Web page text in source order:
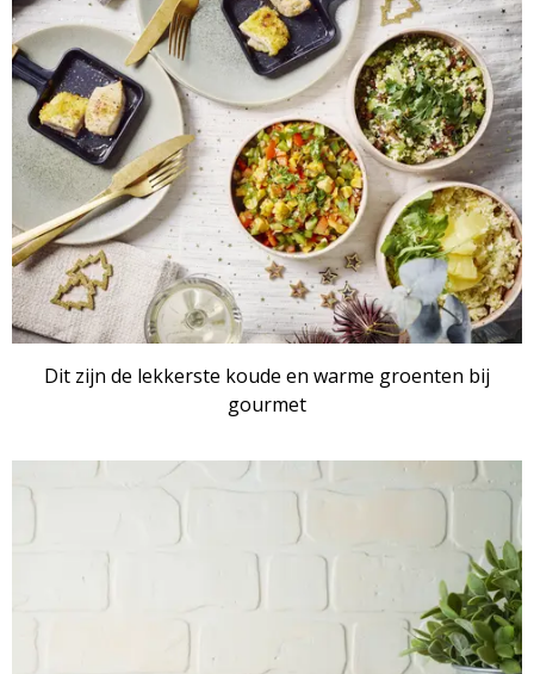
Dit zijn de lekkerste koude en warme groenten bij
gourmet